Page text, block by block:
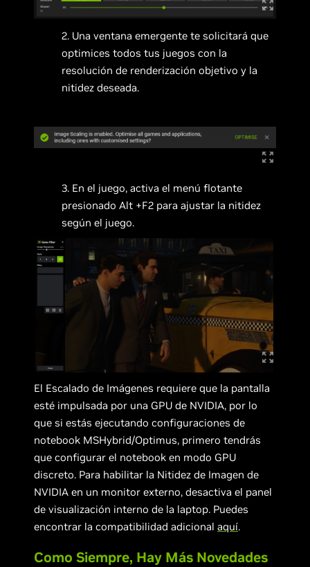
2. Una ventana emergente te solicitará que
optimices todos tus juegos con la
resolución de renderización objetivo y la
nitidez deseada.
3. En el juego, activa el menú flotante
presionado Alt +F2 para ajustar la nitidez
según el juego.
El Escalado de Imágenes requiere que la pantalla
esté impulsada por una GPU de NVIDIA, por lo
que si estás ejecutando configuraciones de
notebook MSHybrid/Optimus, primero tendrás
que configurar el notebook en modo GPU
discreto. Para habilitar la Nitidez de Imagen de
NVIDIA en un monitor externo, desactiva el panel
de visualización interno de la laptop. Puedes
encontrar la compatibilidad adicionalaquí.
Como Siempre, Hay Más Novedades